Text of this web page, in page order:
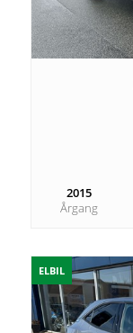
2015
Årgang
ELBIL